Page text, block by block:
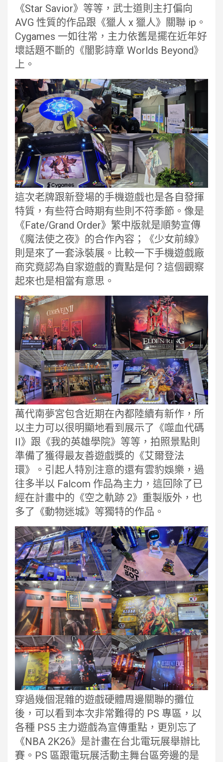
《Star Savior》等等，武士道則主打偏向
AVG 性質的作品跟《獵人 x 獵人》關聯 ip。
Cygames 一如往常，主力依舊是擺在近年好
壞話題不斷的《闇影詩章 Worlds Beyond》
上。
這次老牌跟新登場的手機遊戲也是各自發揮
特質，有些符合時期有些則不符季節。像是
《Fate/Grand Order》繁中版就是順勢宣傳
《魔法使之夜》的合作內容；《少女前線》
則是來了一套泳裝展。比較一下手機遊戲廠
商究竟認為自家遊戲的賣點是何？這個觀察
起來也是相當有意思。
萬代南夢宮包含近期在內都陸續有新作，所
以主力可以很明顯地看到展示了《噬血代碼
II》跟《我的英雄學院》等等，拍照景點則
準備了獲得最友善遊戲獎的《艾爾登法
環》。引起人特別注意的還有雲豹娛樂，過
往多半以 Falcom 作品為主力，這回除了已
經在計畫中的《空之軌跡 2》重製版外，也
多了《動物迷城》等獨特的作品。
穿過幾個混雜的遊戲硬體周邊關聯的攤位
後，可以看到本次非常難得的 PS 專區，以
各種 PS5 主力遊戲為宣傳重點，更別忘了
《NBA 2K26》是計畫在台北電玩展舉辦比
賽。PS 區跟電玩展活動主舞台區旁邊的是